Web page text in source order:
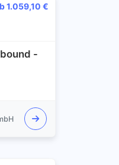
1.059,10 €
-